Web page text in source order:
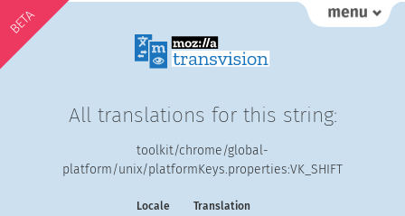
BETA
All translations for this string:
toolkit/chrome/global-
platform/unix/platformKeys.properties:VK_SHIFT
Locale Translation